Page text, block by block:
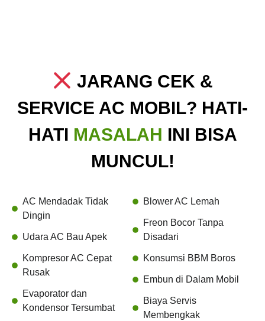
JARANG CEK &
SERVICE AC MOBIL? HATI-
HATI MASALAH INI BISA
MUNCUL!
AC Mendadak Tidak
Dingin
Udara AC Bau Apek
Kompresor AC Cepat
Rusak
Evaporator dan
Kondensor Tersumbat
Blower AC Lemah
Freon Bocor Tanpa
Disadari
Konsumsi BBM Boros
Embun di Dalam Mobil
Biaya Servis
Membengkak